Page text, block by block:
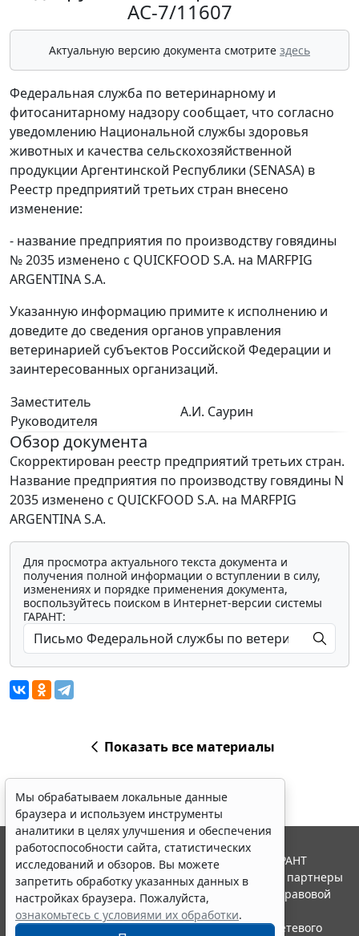
АС-7/11607
Актуальную версию документа смотрите здесь
Федеральная служба по ветеринарному и
фитосанитарному надзору сообщает, что согласно
уведомлению Национальной службы здоровья
животных и качества сельскохозяйственной
продукции Аргентинской Республики (SENASA) в
Реестр предприятий третьих стран внесено
изменение:
- название предприятия по производству говядины
№ 2035 изменено с QUICKFOOD S.A. на MARFPIG
ARGENTINA S.A.
Указанную информацию примите к исполнению и
доведите до сведения органов управления
ветеринарией субъектов Российской Федерации и
заинтересованных организаций.
Заместитель
Руководителя
А.И. Саурин
Обзор документа
Скорректирован реестр предприятий третьих стран.
Название предприятия по производству говядины N
2035 изменено с QUICKFOOD S.A. на MARFPIG
ARGENTINA S.A.
Для просмотра актуального текста документа и
получения полной информации о вступлении в силу,
изменениях и порядке применения документа,
воспользуйтесь поиском в Интернет-версии системы
ГАРАНТ:
Показать все материалы
Мы обрабатываем локальные данные
браузера и используем инструменты
аналитики в целях улучшения и обеспечения
работоспособности сайта, статистических
исследований и обзоров. Вы можете
запретить обработку указанных данных в
настройках браузера. Пожалуйста,
ознакомьтесь с условиями их обработки.
© ООО "НПП "ГАРАНТ-СЕРВИС", 2026. Система ГАРАНТ
выпускается с 1990 года. Компания "Гарант" и ее партнеры
являются участниками Российской ассоциации правовой
информации ГАРАНТ.
Портал ГАРАНТ.РУ зарегистрирован в качестве сетевого